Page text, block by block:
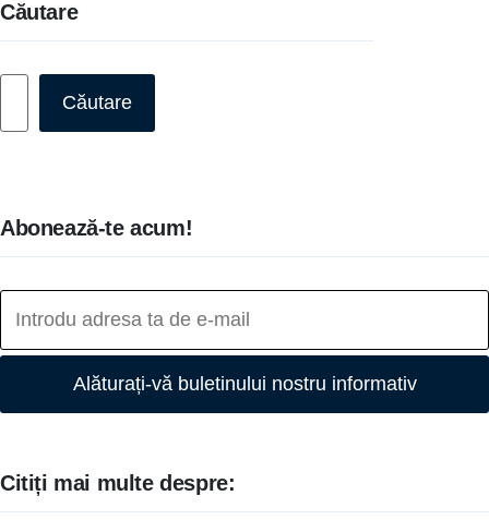
Căutare
Căutare
Abonează-te acum!
Alăturați-vă buletinului nostru informativ
Citiți mai multe despre: